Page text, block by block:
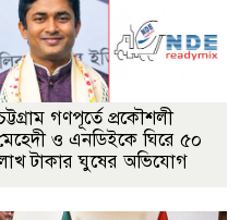
গণপূর্তে প্রকৌশলী
ও এনডিইকে ঘিরে ৫০
টাকার ঘুষের অভিযোগ